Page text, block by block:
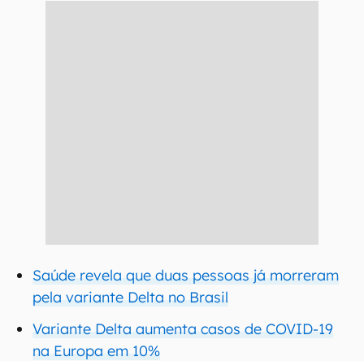
Saúde revela que duas pessoas já morreram
pela variante Delta no Brasil
Variante Delta aumenta casos de COVID-19
na Europa em 10%